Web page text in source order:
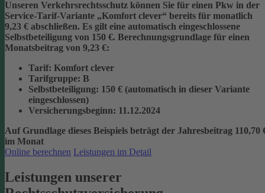
Unseren Verkehrsrechtsschutz können Sie für einen Pkw in der
Service-Tarif-Variante „Komfort clever“ bereits für monatlich
9,23 € abschließen. Es gilt eine automatisch eingeschlossene
Selbstbeteiligung von 150 €. Berechnungsgrundlage für einen
Monatsbeitrag von 9,23 €:
Tarif: Komfort clever
Tarifgruppe: B
Selbstbeteiligung: 150 € (automatisch in dieser Variante
eingeschlossen)
Versicherungsbeginn: 11.12.2024
Auf Grundlage dieses Beispiels beträgt der Jahresbeitrag 110,70
im Monat
Online berechnen Leistungen im Detail
Leistungen unserer